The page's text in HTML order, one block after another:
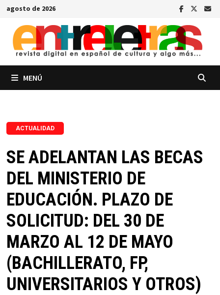
Saltar
contenido
agosto de 2026
MENÚ
ACTUALIDAD
SE ADELANTAN LAS BECAS
DEL MINISTERIO DE
EDUCACIÓN. PLAZO DE
SOLICITUD: DEL 30 DE
MARZO AL 12 DE MAYO
(BACHILLERATO, FP,
UNIVERSITARIOS Y OTROS)